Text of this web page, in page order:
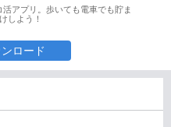
アプリ。歩いても電車でも貯ま
しよう！
ロード